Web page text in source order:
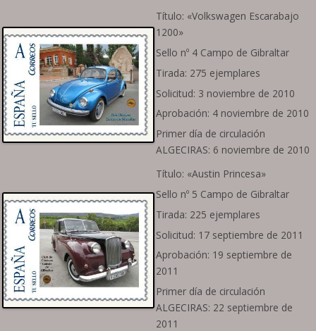
Título: «Volkswagen Escarabajo
1200»
Sello nº 4 Campo de Gibraltar
Tirada: 275 ejemplares
Solicitud: 3 noviembre de 2010
Aprobación: 4 noviembre de 2010
Primer día de circulación
ALGECIRAS: 6 noviembre de 2010
Título: «Austin Princesa»
Sello nº 5 Campo de Gibraltar
Tirada: 225 ejemplares
Solicitud: 17 septiembre de 2011
Aprobación: 19 septiembre de
2011
Primer día de circulación
ALGECIRAS: 22 septiembre de
2011